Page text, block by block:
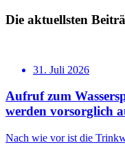
Die aktuellsten
31. Juli 2026
Aufruf zum
werden vorsorglich
Nach wie vor ist die